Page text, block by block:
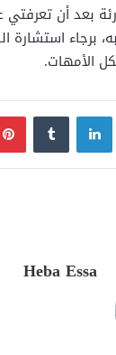
بعد أن
به، برجاء
الأمهات.
لينكدإن
Heba Essa